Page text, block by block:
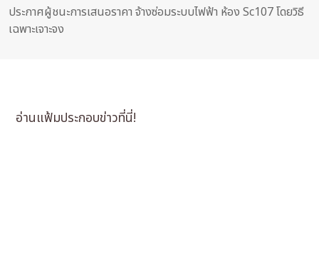
ประกาศผู้ชนะการเสนอราคา จ้างซ่อมระบบไฟฟ้า ห้อง Sc107 โดยวิธี
เฉพาะเจาะจง
อ่านแฟ้มประกอบข่าวที่นี่!